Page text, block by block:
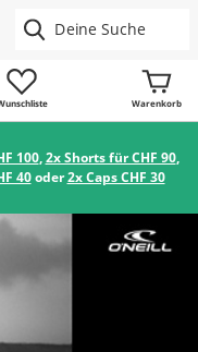
Warenkorb
100,2x Shorts für CHF 90,
40oder2x Caps CHF 30